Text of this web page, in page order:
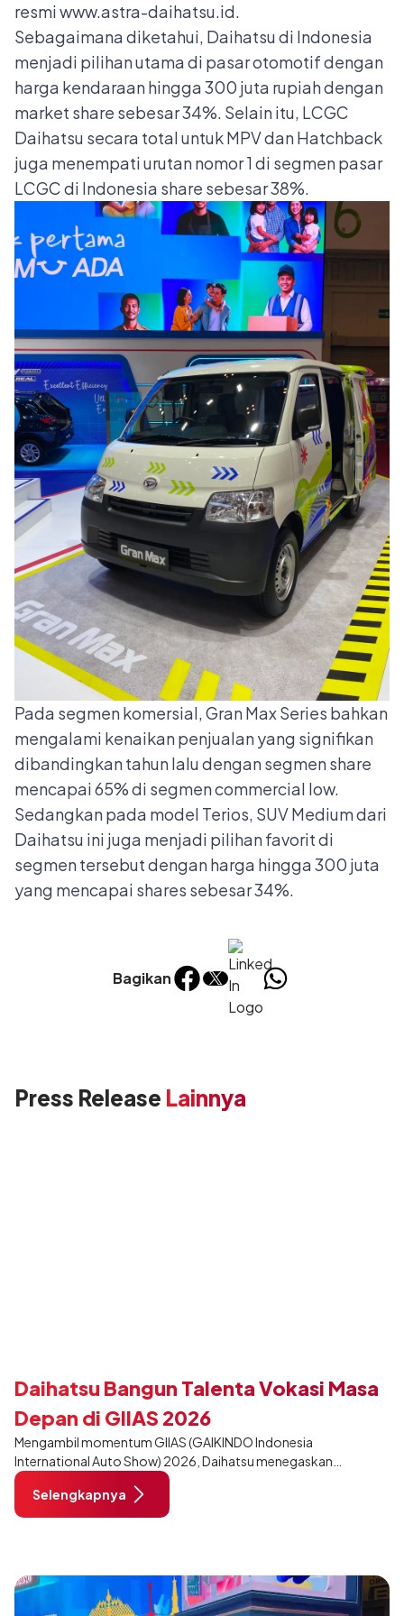
Bagikan
resmiwww.astra-daihatsu.id.
Sebagaimana diketahui, Daihatsu di Indonesia
menjadi pilihan utama di pasar otomotif dengan
harga kendaraan hingga 300 juta rupiah dengan
market share sebesar 34%. Selain itu, LCGC
Daihatsu secara total untuk MPV dan Hatchback
juga menempati urutan nomor 1 di segmen pasar
LCGC di Indonesia share sebesar 38%.
Pada segmen komersial, Gran Max Series bahkan
mengalami kenaikan penjualan yang signifikan
dibandingkan tahun lalu dengan segmen share
mencapai 65% di segmen commercial low.
Sedangkan pada model Terios, SUV Medium dari
Daihatsu ini juga menjadi pilihan favorit di
segmen tersebut dengan harga hingga 300 juta
yang mencapai shares sebesar 34%.
Press Release Lainnya
Daihatsu Bangun Talenta Vokasi Masa
Depan di GIIAS 2026
Mengambil momentum GIIAS (GAIKINDO Indonesia
International Auto Show) 2026, Daihatsu menegaskan
komitmennya dalam meningkatkan kualitas SDM (Sumber Daya
Manusia) melalui pendidikan vokasi bertema “Bersama Sahabat
Membangun Negeri”. Komitmen ini diwujudkan melalui ajang
Selengkapnya